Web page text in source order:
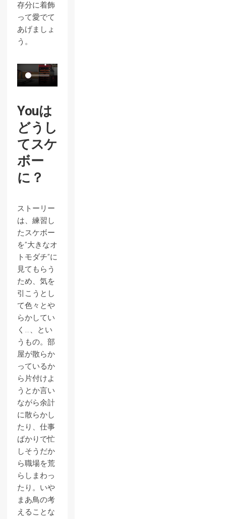
存分に着飾
って愛でて
あげましょ
う。
Youは
どうし
てスケ
ボー
に？
ストーリー
は、練習し
たスケボー
を”大きなオ
トモダチ”に
見てもらう
ため、気を
引こうとし
て色々とや
らかしてい
く…、とい
うもの。部
屋が散らか
っているか
ら片付けよ
うとか言い
ながら余計
に散らかし
たり、仕事
ばかりで忙
しそうだか
ら職場を荒
らしまわっ
たり。いや
まあ鳥の考
えることな